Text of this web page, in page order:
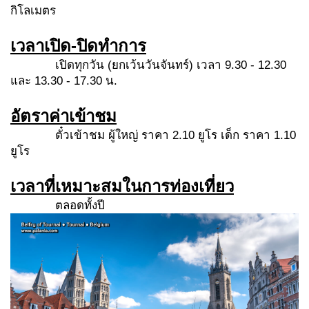
กิโลเมตร
เวลาเปิด-ปิดทำการ
เปิดทุกวัน (ยกเว้นวันจันทร์) เวลา 9.30 - 12.30
และ 13.30 - 17.30 น.
อัตราค่าเข้าชม
ตั๋วเข้าชม ผู้ใหญ่ ราคา 2.10 ยูโร เด็ก ราคา 1.10
ยูโร
เวลาที่เหมาะสมในการท่องเที่ยว
ตลอดทั้งปี